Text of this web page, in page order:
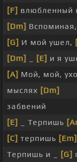
[F] влюбленный
[Dm]
[G] И мой ушел,
[Dm]
[E] и я
[A] Мой, мой,
мыслях [Dm]
забвений
[E]
_ Терпишь
[C] терпишь [Em]
Терпишь и _
[G]